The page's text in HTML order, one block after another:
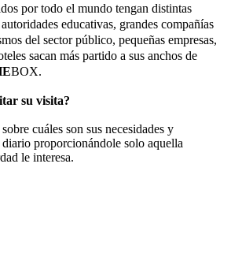
por todo el mundo tengan distintas
educativas, grandes compañías
del sector público, pequeñas empresas,
sacan más partido a sus anchos de
BOX.
su visita?
cuáles son sus necesidades y
proporcionándole solo aquella
le interesa.